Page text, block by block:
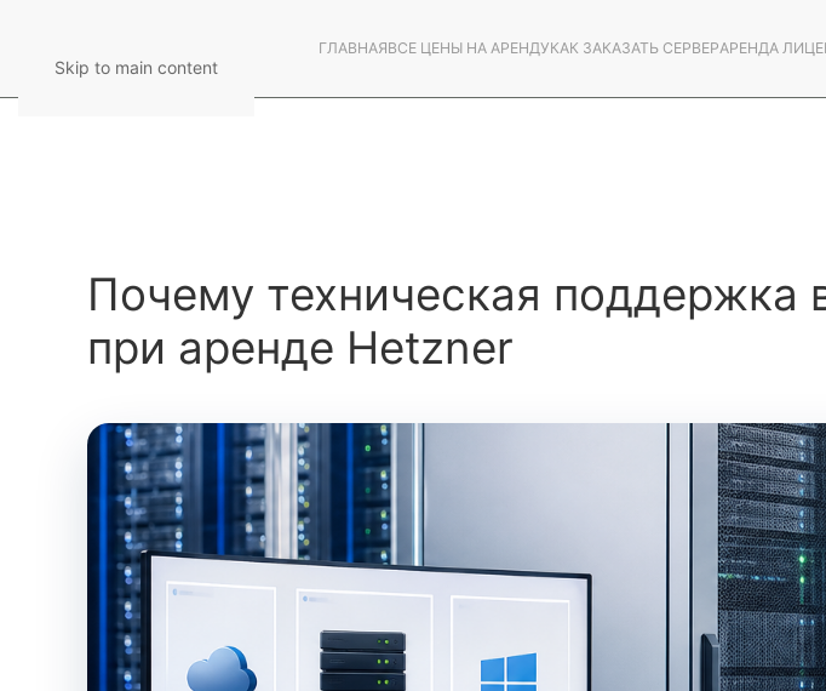
Skip to main content
ГЛАВНАЯВСЕ ЦЕНЫ НА АРЕНДУКАК ЗАКАЗАТЬ СЕРВЕРАРЕНДА
Почему техническая
при аренде Hetzner